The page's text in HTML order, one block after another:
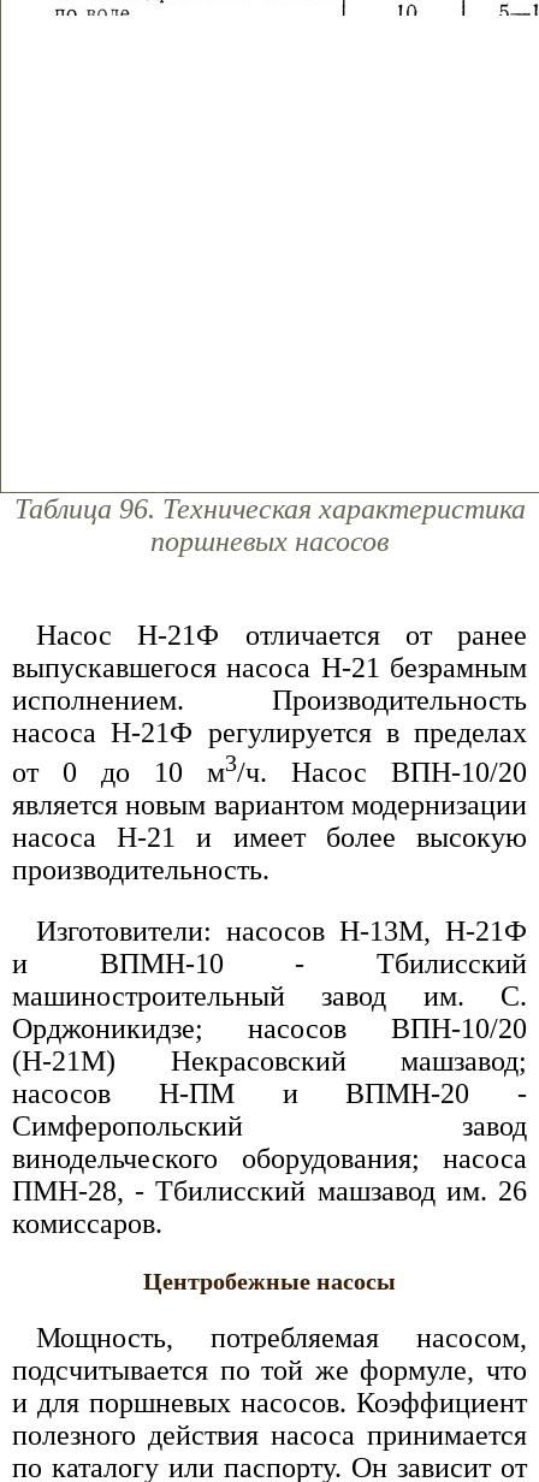
Таблица 96. Техническая характеристика
поршневых насосов
Насос Н-21Ф отличается от ранее
выпускавшегося насоса Н-21 безрамным
исполнением. Производительность
насоса Н-21Ф регулируется в пределах
от 0 до 10 м3/ч. Насос ВПН-10/20
является новым вариантом модернизации
насоса Н-21 и имеет более высокую
производительность.
Изготовители: насосов Н-13М, Н-21Ф
и ВПМН-10 - Тбилисский
машиностроительный завод им. С.
Орджоникидзе; насосов ВПН-10/20
(Н-21М) Некрасовский машзавод;
насосов Н-ПМ и ВПМН-20 -
Симферопольский завод
винодельческого оборудования; насоса
ПМН-28, - Тбилисский машзавод им. 26
комиссаров.
Центробежные насосы
Мощность, потребляемая насосом,
подсчитывается по той же формуле, что
и для поршневых насосов. Коэффициент
полезного действия насоса принимается
по каталогу или паспорту. Он зависит от